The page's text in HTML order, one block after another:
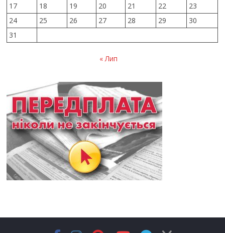
17
18 19 20 21 22
23
24
25 26 27 28 29
30
31
« Лип